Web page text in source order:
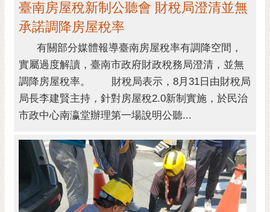
臺南房屋稅新制公聽會 財稅局澄清並無
承諾調降房屋稅率
有關部分媒體報導臺南房屋稅率有調降空間，
實屬過度解讀，臺南市政府財政稅務局澄清，並無
調降房屋稅率。 財稅局表示，8月31日由財稅局
局長李建賢主持，針對房屋稅2.0新制實施，於民治
市政中心南瀛堂辦理第一場說明公聽...